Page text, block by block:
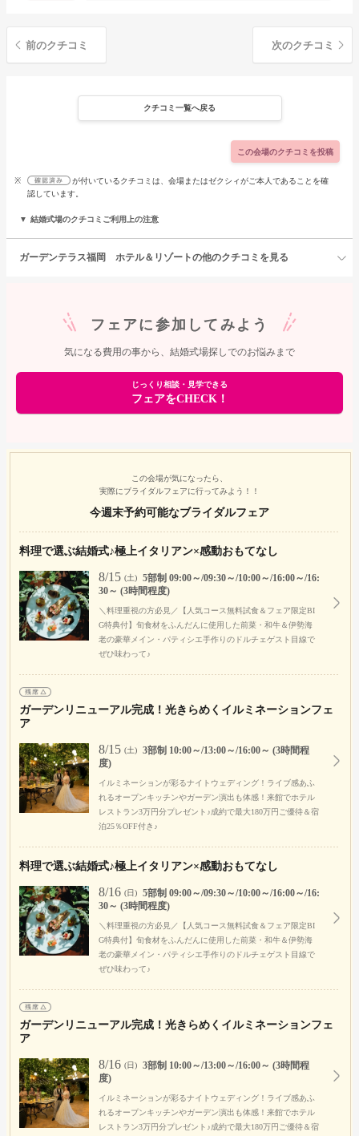
前のクチコミ 次のクチコミ
クチコミ一覧へ戻る
この会場のクチコミを投稿
※
が付いているクチコミは、会場またはゼクシィがご本人であることを確
認しています。
結婚式場のクチコミご利用上の注意
ガーデンテラス福岡 ホテル＆リゾートの他のクチコミを見る
フェアに参加してみよう
気になる費用の事から、結婚式場探しでのお悩みまで
じっくり相談・見学できる
フェアをCHECK！
この会場が気になったら、
実際にブライダルフェアに行ってみよう！！
今週末予約可能なブライダルフェア
料理で選ぶ結婚式♪極上イタリアン×感動おもてなし
8/15 (土)
5部制 09:00～/09:30～/10:00～/16:00～/16:
30～ (3時間程度)
＼料理重視の方必見／【人気コース無料試食＆フェア限定BI
G特典付】旬食材をふんだんに使用した前菜・和牛＆伊勢海
老の豪華メイン・パティシエ手作りのドルチェゲスト目線で
ぜひ味わって♪
ガーデンリニューアル完成！光きらめくイルミネーションフェ
ア
8/15 (土)
3部制 10:00～/13:00～/16:00～ (3時間程
度)
イルミネーションが彩るナイトウェディング！ライブ感あふ
れるオープンキッチンやガーデン演出も体感！来館でホテル
レストラン3万円分プレゼント♪成約で最大180万円ご優待＆宿
泊25％OFF付き♪
料理で選ぶ結婚式♪極上イタリアン×感動おもてなし
8/16 (日)
5部制 09:00～/09:30～/10:00～/16:00～/16:
30～ (3時間程度)
＼料理重視の方必見／【人気コース無料試食＆フェア限定BI
G特典付】旬食材をふんだんに使用した前菜・和牛＆伊勢海
老の豪華メイン・パティシエ手作りのドルチェゲスト目線で
ぜひ味わって♪
ガーデンリニューアル完成！光きらめくイルミネーションフェ
ア
8/16 (日)
3部制 10:00～/13:00～/16:00～ (3時間程
度)
イルミネーションが彩るナイトウェディング！ライブ感あふ
れるオープンキッチンやガーデン演出も体感！来館でホテル
レストラン3万円分プレゼント♪成約で最大180万円ご優待＆宿